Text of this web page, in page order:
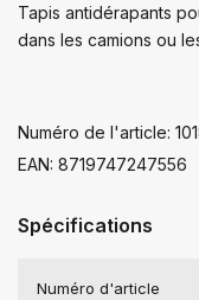
Tapis antidérapants
dans les camions ou
Numéro de l'article:
EAN: 8719747247556
Spécifications
Numéro d'article